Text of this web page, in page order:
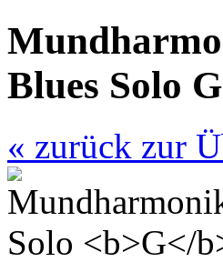
Blues Solo G
« zurück zur